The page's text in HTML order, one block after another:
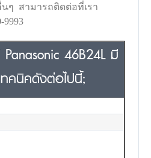
ๆ สามารถติดต่อที่เรา
9993
46B24L มี
คนิคดังต่อไปนี้;